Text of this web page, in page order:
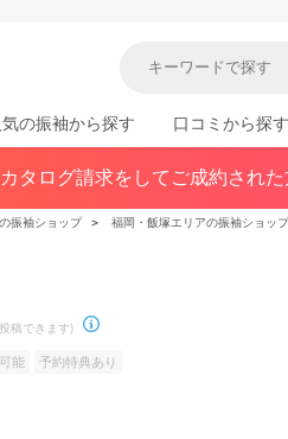
岩手県(30)
関東
東京都(383)
気の振袖から探す 口コミから探す
タログ請求をしてご成約され
振袖ショップ ＞ 福岡・飯塚エリアの振袖ショップ
稿できます)
能 予約特典あり